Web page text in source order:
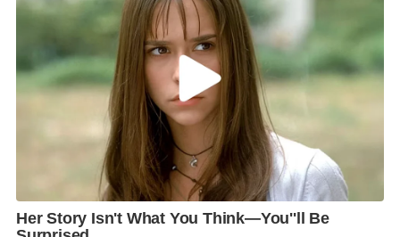
1. แผนงาน/โครงการที่ดําเนินการแล้วเสร็จ 62.0 กม.
1.1 แผนปรับปรุงและขยายระบบจําหน่ายพลังไฟฟ้าฯ
โครงการถนนสีลม ปทุมวัน และจิตรลดา (16.2 กม.)
1.2 แผนปรับปรุงและขยายระบบจําหน่ายไฟฟ้าฯ
โครงการพหลโยธิน พญาไท และสุขุมวิท (24.4 กม.)
1.3 แผนงานเปลี่ยนระบบสายไฟฟ้าอากาศเป็นสายไฟฟ้า
ใต้ดินฯ โครงการปทุมวัน จิตรลดา พญาไท (เพิ่มเติม) และ